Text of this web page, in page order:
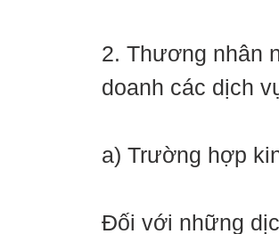
2. Thương nhân
doanh các dịch
a) Trường hợp
Đối với những